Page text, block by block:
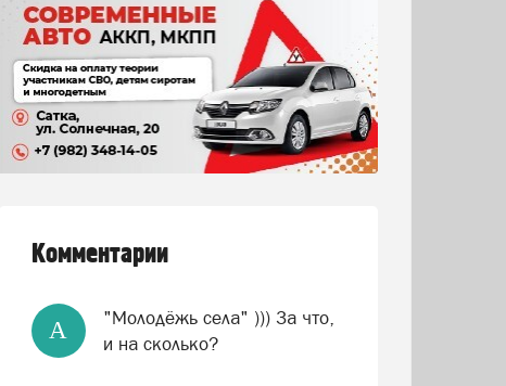
Комментарии
A
"Молодёжь села" ))) За что,
и на сколько?